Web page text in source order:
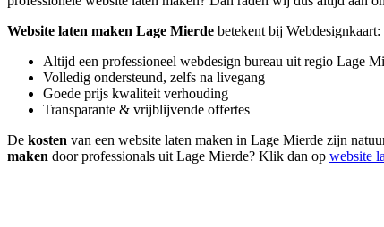
Website laten maken Lage Mierde betekent bij Webdesignkaart:
Altijd een professioneel webdesign bureau uit regio Lage
Volledig ondersteund, zelfs na livegang
Goede prijs kwaliteit verhouding
Transparante & vrijblijvende offertes
De kosten van een website laten maken in Lage Mierde zijn
maken door professionals uit Lage Mierde? Klik dan op website